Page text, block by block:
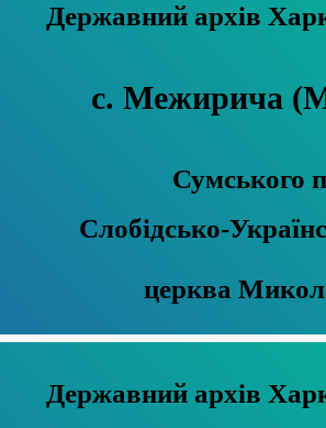
с. Межирича
Сумського
Слобідсько-
церква